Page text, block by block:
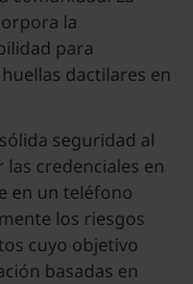
la
para
dactilares en
seguridad al
credenciales en
en un teléfono
los riesgos
cuyo objetivo
basadas en